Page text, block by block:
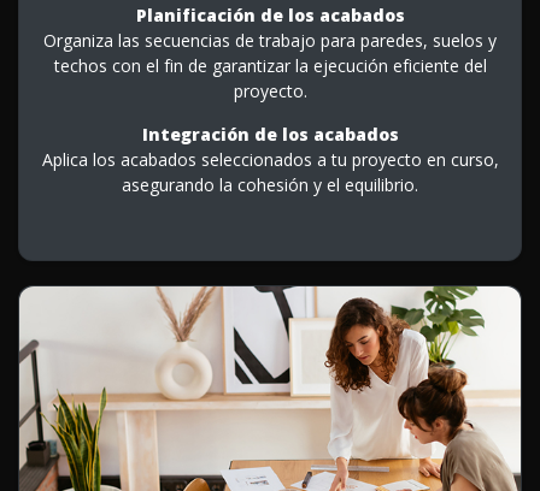
Planificación de los acabados
Organiza las secuencias de trabajo para paredes, suelos y
techos con el fin de garantizar la ejecución eficiente del
proyecto.
Integración de los acabados
Aplica los acabados seleccionados a tu proyecto en curso,
asegurando la cohesión y el equilibrio.